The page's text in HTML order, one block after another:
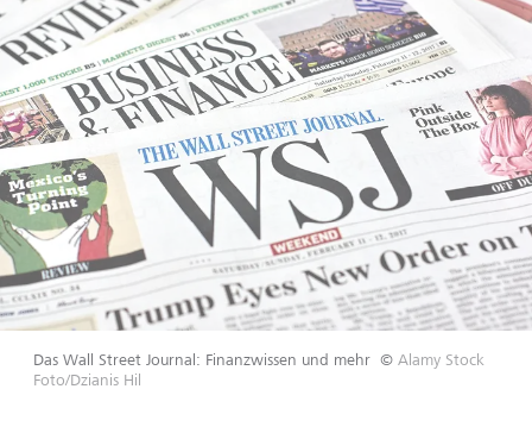
Das Wall Street Journal: Finanzwissen und mehr © Alamy Stock
Foto/Dzianis Hil